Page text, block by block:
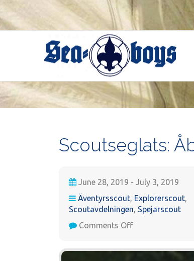
to
content
Scoutseglats:
June 28, 2019 - July 3, 2019
Äventyrsscout, Explorerscout,
Scoutavdelningen, Spejarscout
Comments Offon
Åbo